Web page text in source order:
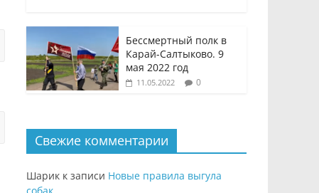
Бессмертный полк в
Карай-Салтыково. 9
мая 2022 год
11.05.2022 0
Свежие комментарии
Шарик к записи Новые правила выгула